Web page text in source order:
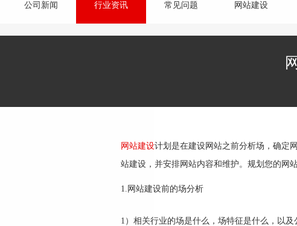
公司新闻 行业资讯 常见问题 网站建设
网站建设计划是在建设网站之前分析场，确定
站建设，并安排网站内容和维护。规划您的网
1.网站建设前的场分析
1）相关行业的场是什么，场特征是什么，以及